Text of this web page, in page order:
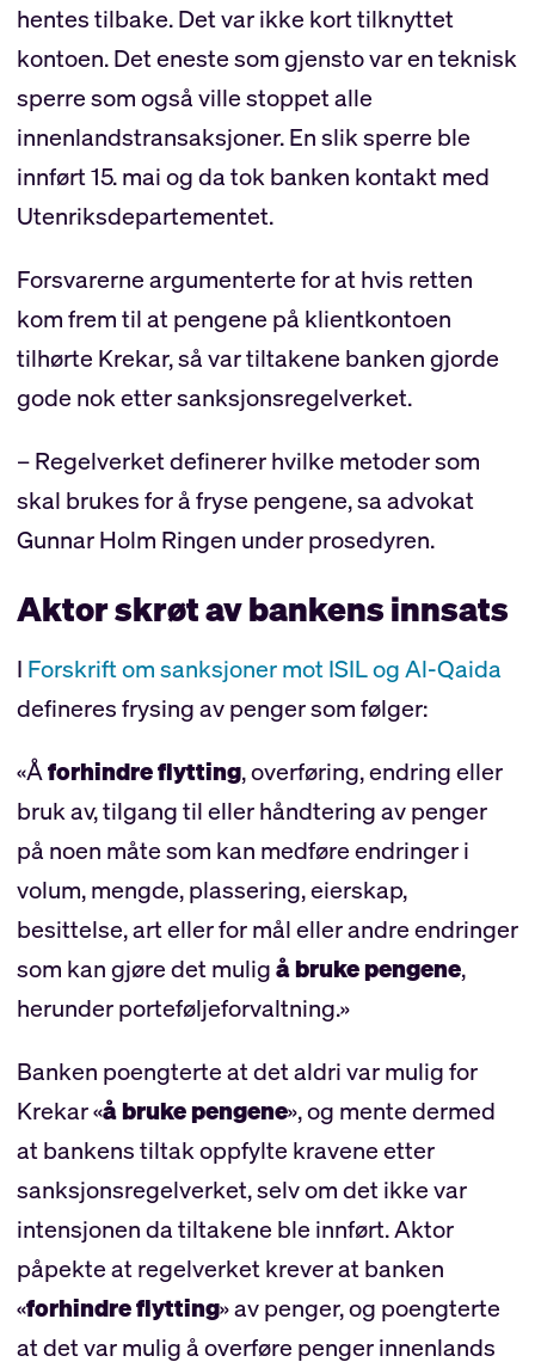
hentes tilbake. Det var ikke kort tilknyttet
kontoen. Det eneste som gjensto var en teknisk
sperre som også ville stoppet alle
innenlandstransaksjoner. En slik sperre ble
innført 15. mai og da tok banken kontakt med
Utenriksdepartementet.
Forsvarerne argumenterte for at hvis retten
kom frem til at pengene på klientkontoen
tilhørte Krekar, så var tiltakene banken gjorde
gode nok etter sanksjonsregelverket.
– Regelverket definerer hvilke metoder som
skal brukes for å fryse pengene, sa advokat
Gunnar Holm Ringen under prosedyren.
Aktor skrøt av bankens innsats
I Forskrift om sanksjoner mot ISIL og Al-Qaida
defineres frysing av penger som følger:
«Åforhindre flytting, overføring, endring eller
bruk av, tilgang til eller håndtering av penger
på noen måte som kan medføre endringer i
volum, mengde, plassering, eierskap,
besittelse, art eller for mål eller andre endringer
som kan gjøre det muligå bruke pengene,
herunder porteføljeforvaltning.»
Banken poengterte at det aldri var mulig for
Krekar «å bruke pengene», og mente dermed
at bankens tiltak oppfylte kravene etter
sanksjonsregelverket, selv om det ikke var
intensjonen da tiltakene ble innført. Aktor
påpekte at regelverket krever at banken
«forhindre flytting» av penger, og poengterte
at det var mulig å overføre penger innenlands